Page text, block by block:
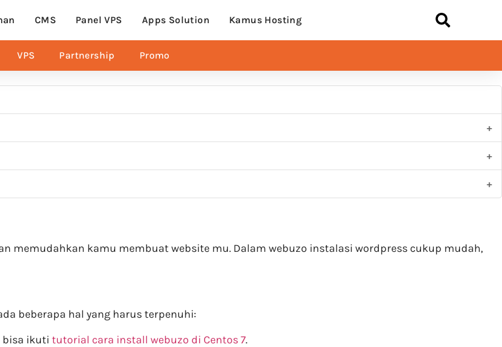
CMS Panel VPS Apps Solution Kamus Hosting
VPS Partnership Promo
memudahkan kamu membuat website mu. Dalam webuzo instalasi wordpress cukup mudah,
beberapa hal yang harus terpenuhi:
bisa ikuti tutorial cara install webuzo di Centos 7.